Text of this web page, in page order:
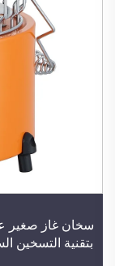
بتقنية التسخين